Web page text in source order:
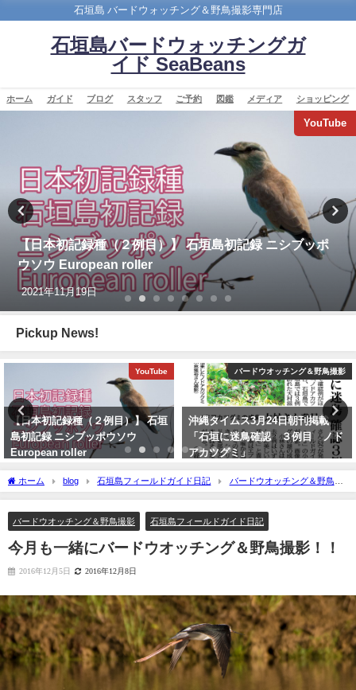
石垣島 バードウォッチング＆野鳥撮影専門店
石垣島バードウォッチングガ
イド SeaBeans
ホーム ガイド ブログ スタッフ ご予約 図鑑 メディア ショッピング
YouTube
【枝で休む】ヤツガシラ Eurasian Hoopoe
2026年3月3日
Pickup News!
バードウオッチング＆野鳥撮影
沖縄タイムス3月24日朝刊掲載
「石垣に迷鳥確認 ３例目 ノド
アカツグミ」
YouTube
【枝で休む】ヤツガシラ
Eurasian Hoopoe
2026年3月3日
ホーム blog 石垣島フィールドガイド日記
バードウオッチング＆野鳥撮
影
今月も一緒にバードウオッチング＆野鳥撮影！！
バードウオッチング＆野鳥撮影 石垣島フィールドガイド日記
今月も一緒にバードウオッチング＆野鳥撮影！！
2016年12月5日 2016年12月8日